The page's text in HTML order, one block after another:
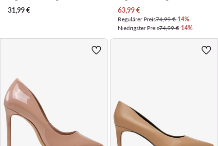
31,99€
Aktueller Preis
63,99€
Regulärer Preis74,99 €-14%
Niedrigster Preis74,99 €-14%